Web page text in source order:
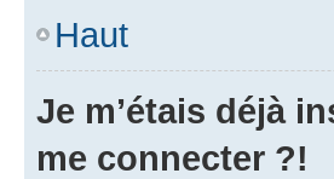
Haut
Je m’étais déjà
me connecter ?!